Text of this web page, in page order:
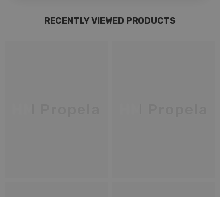
RECENTLY VIEWED PRODUCTS